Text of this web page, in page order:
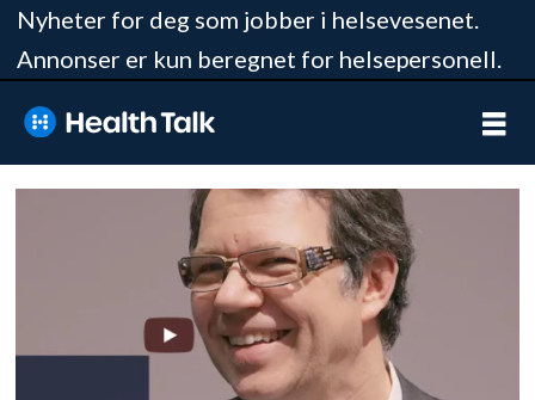
Nyheter for deg som jobber i helsevesenet.
Annonser er kun beregnet for helsepersonell.
Tag:
sadelain